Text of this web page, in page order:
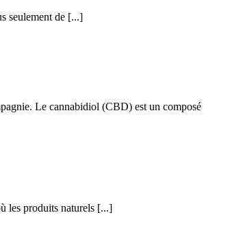
seulement de [...]
Le cannabidiol (CBD) est un composé
les produits naturels [...]